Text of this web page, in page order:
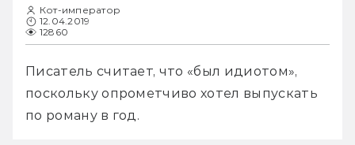
Кот-император
12.04.2019
12860
Писатель считает, что «был идиотом»,
поскольку опрометчиво хотел выпускать
по роману в год.